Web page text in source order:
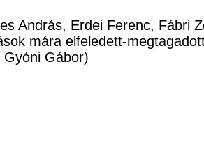
András, Erdei Ferenc,
mára elfeledett-
Gábor)